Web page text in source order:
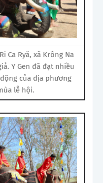
Ca Ryă, xã Krông Na
Y Gen đã đạt nhiều
của địa phương
lễ hội.